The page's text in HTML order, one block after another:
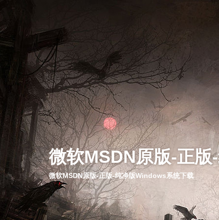
微软MSDN原版-正
微软MSDN原版-正版-纯净版Windows系统下载